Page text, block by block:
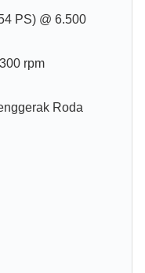
PS) @ 6.500
rpm
Roda